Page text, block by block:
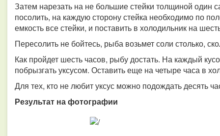
Затем нарезать на не большие стейки толщиной один
посолить, на каждую сторону стейка необходимо по
емкость все стейки, и поставить в холодильник на
Пересолить не бойтесь, рыба возьмет соли столько,
Как пройдет шесть часов, рыбу достать. На каждый
побрызгать уксусом. Оставить еще на четыре часа в
Для тех, кто не любит уксус можно подождать десять
Результат на фотографии